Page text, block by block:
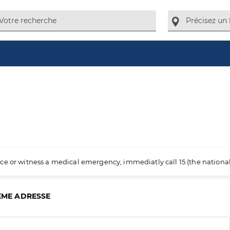
or witness a medical emergency, immediatly call 15 (the
ADRESSE